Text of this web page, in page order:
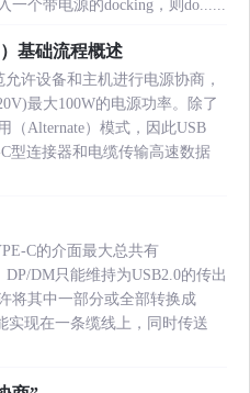
一个带电源的docking，则do......
）基础流程概述
允许设备和主机进行电源协商，
最大100W的电源功率。除了
（Alternate）模式，因此USB
型连接器和电缆传输高速数据
C的介面最大总共有
DM只能维持为USB2.0的传出
将其中一部分或全部转换成
实现在一条缆线上，同时传送